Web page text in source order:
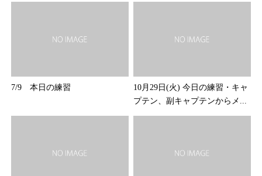
7/9 本日の練習
10月29日(火) 今日の練習・キャ
プテン、副キャプテンからメ...